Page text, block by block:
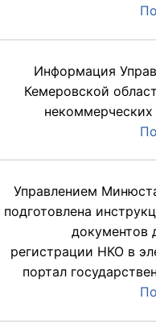
Информация
Кемеровской
некоммерческих
Управлением
подготовлена
документов
регистрации НКО в
портал